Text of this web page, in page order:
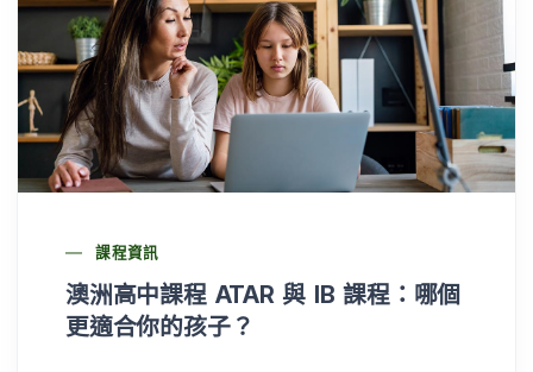
課程資訊
澳洲高中課程 ATAR 與 IB 課程：哪個
更適合你的孩子？